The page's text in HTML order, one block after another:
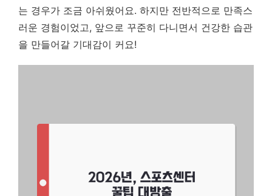
는 경우가 조금 아쉬웠어요. 하지만 전반적으로 만족스
러운 경험이었고, 앞으로 꾸준히 다니면서 건강한 습관
을 만들어갈 기대감이 커요!